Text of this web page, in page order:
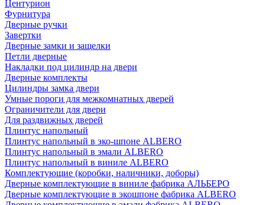
Центурион
Фурнитура
Дверные ручки
Завертки
Дверные замки и защелки
Петли дверные
Накладки под цилиндр на двери
Дверные комплекты
Цилиндры замка двери
Умные пороги для межкомнатных дверей
Ограничители для двери
Для раздвижных дверей
Плинтус напольный
Плинтус напольный в эко-шпоне ALBERO
Плинтус напольный в эмали ALBERO
Плинтус напольный в виниле ALBERO
Комплектующие (коробки, наличники, доборы)
Дверные комплектующие в виниле фабрика АЛЬБЕРО
Дверные комплектующие в экошпоне фабрика ALBERO